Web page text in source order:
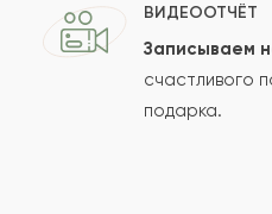
Проверяем на спам.
ВИДЕООТЧЁТ
Записываем
счастливого
подарка.